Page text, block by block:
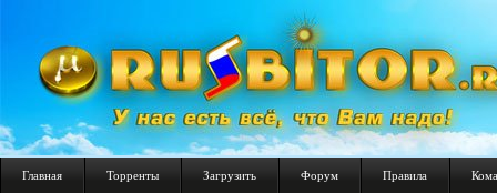
Главная Торренты Загрузить Форум Правила